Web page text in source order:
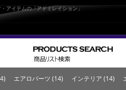
アイテムの「アドミレイション」
エアロパーツ (14) インテリア (14)